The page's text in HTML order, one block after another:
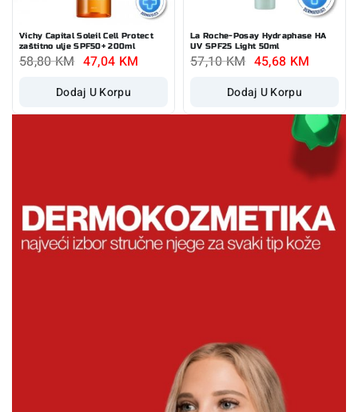
Vichy Capital Soleil Cell Protect
zaštitno ulje SPF50+ 200ml
58,80KM 47,04 KM
Dodaj U Korpu
La Roche-Posay Hydraphase HA
UV SPF25 Light 50ml
57,10KM 45,68 KM
Dodaj U Korpu